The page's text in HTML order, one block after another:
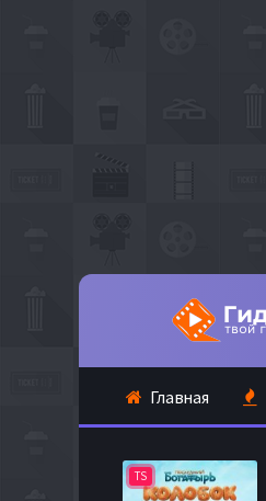
Главная
TS